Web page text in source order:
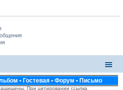
• Гостевая • Форум • Письмо
При цитировании ссылка